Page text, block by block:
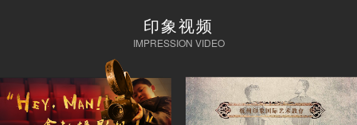
印象视频
IMPRESSION VIDEO